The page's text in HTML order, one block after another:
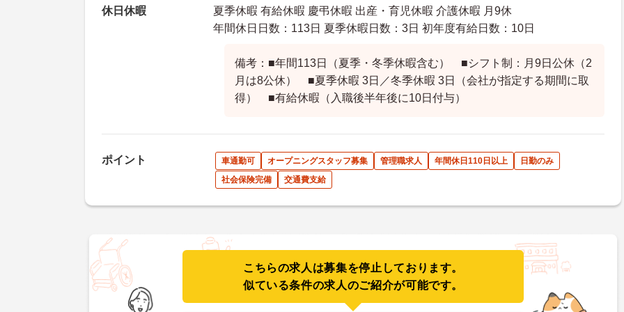
休日休暇
夏季休暇 有給休暇 慶弔休暇 出産・育児休暇 介護休暇 月9休
年間休日日数：113日 夏季休暇日数：3日 初年度有給日数：10日
備考：■年間113日（夏季・冬季休暇含む） ■シフト制：月9日公休（2
月は8公休） ■夏季休暇 3日／冬季休暇 3日（会社が指定する期間に取
得） ■有給休暇（入職後半年後に10日付与）
ポイント 車通勤可 オープニングスタッフ募集 管理職求人 年間休日110日以上
日勤のみ
社会保険完備
交通費支給
こちらの求人は募集を停止しております。
似ている条件の求人のご紹介が可能です。